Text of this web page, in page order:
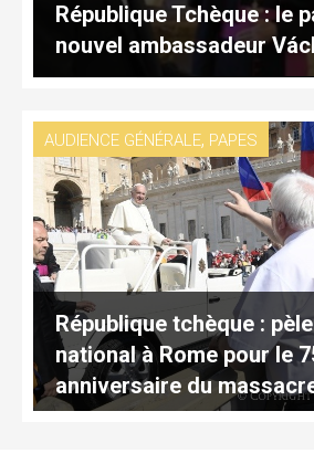
République Tchèque : le
nouvel ambassadeur
AUDIENCE GÉNÉRALE, PAPES
République tchèque :
national à Rome pour le
anniversaire du